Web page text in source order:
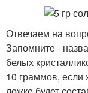
Отвечаем на
Запомните -
белых
10 граммов, если